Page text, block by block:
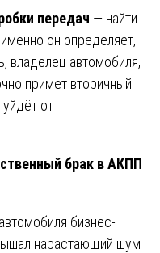
передач — найти
он определяет,
владелец автомобиля,
примет вторичный
от
брак в АКПП
бизнес-
нарастающий шум